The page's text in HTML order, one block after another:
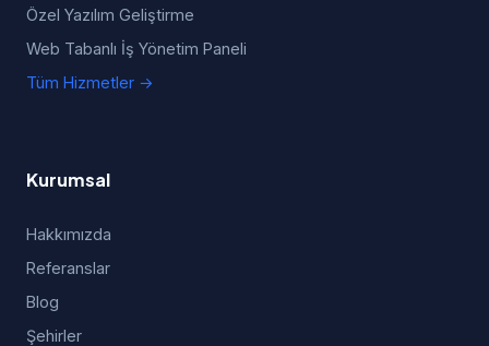
Özel Yazılım Geliştirme
Web Tabanlı İş Yönetim Paneli
Tüm Hizmetler →
Kurumsal
Hakkımızda
Referanslar
Blog
Şehirler